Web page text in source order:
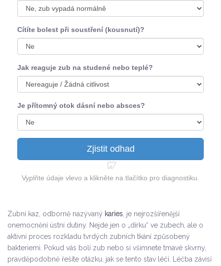
Cítíte bolest při soustření (kousnutí)?
Jak reaguje zub na studené nebo teplé?
Je přítomný otok dásní nebo absces?
Zjistit odhad
🦷
Vyplňte údaje vlevo a klikněte na tlačítko pro diagnostiku.
Zubní kaz, odborně nazývaný karies , je nejrozšířenější
onemocnění ústní dutiny. Nejde jen o „dírku“ ve zubech, ale o
aktivní proces rozkladu tvrdých zubních tkání způsobený
bakteriemi. Pokud vás bolí zub nebo si všimnete tmavé skvrny,
pravděpodobně řešíte otázku, jak se tento stav léčí. Léčba závisí